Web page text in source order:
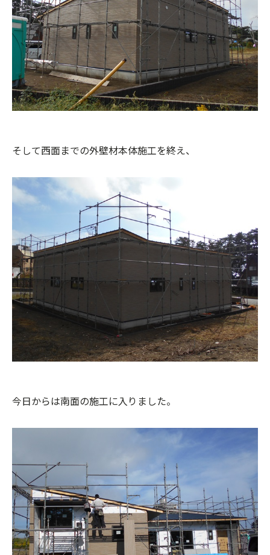
そして西面までの外壁材本体施工を終え、
今日からは南面の施工に入りました。